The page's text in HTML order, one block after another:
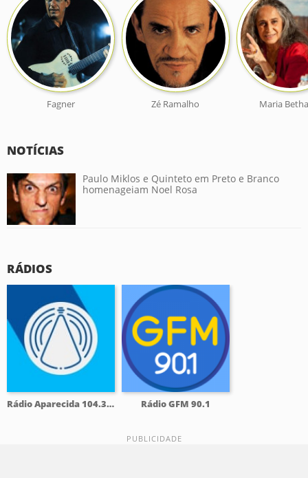
Fagner Zé Ramalho Maria
NOTÍCIAS
Paulo Miklos e Quinteto em Preto e Branco
homenageiam Noel Rosa
RÁDIOS
Rádio Aparecida 104.3 FM Rádio GFM 90.1